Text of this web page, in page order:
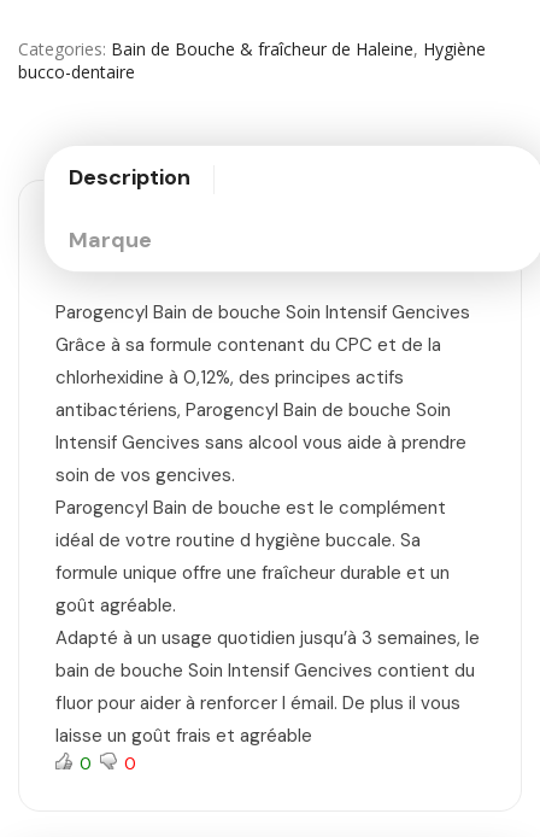
Categories Bain de Bouche & fraîcheur de Haleine, Hygiène
bucco-dentaire
Description
Marque
Parogencyl Bain de bouche Soin Intensif Gencives
Grâce à sa formule contenant du CPC et de la
chlorhexidine à 0,12%, des principes actifs
antibactériens, Parogencyl Bain de bouche Soin
Intensif Gencives sans alcool vous aide à prendre
soin de vos gencives.
Parogencyl Bain de bouche est le complément
idéal de votre routine d hygiène buccale. Sa
formule unique offre une fraîcheur durable et un
goût agréable.
Adapté à un usage quotidien jusqu’à 3 semaines, le
bain de bouche Soin Intensif Gencives contient du
fluor pour aider à renforcer l émail. De plus il vous
laisse un goût frais et agréable
0 0